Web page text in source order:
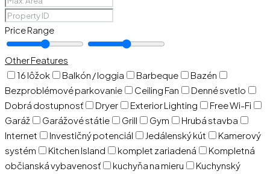
Price Range
Other Features
16 lôžok
Balkón / loggia Barbeque
Bazén
Bezproblémové parkovanie
Ceiling Fan
Denné svetlo
Dobrá dostupnosť
Dryer Exterior Lighting
Free Wi-Fi
Garáž
Garážové státie Grill Gym
Hrubá stavba
Internet
Investičný potenciál Jedálenský kút
Kamerový
systém
Kitchen Island komplet zariadená
Kompletná
občianská vybavenosť
kuchyňa na mieru
Kuchynský